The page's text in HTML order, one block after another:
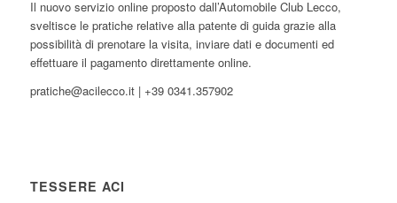
Il nuovo servizio online proposto dall’Automobile Club Lecco,
sveltisce le pratiche relative alla patente di guida grazie alla
possibilità di prenotare la visita, inviare dati e documenti ed
effettuare il pagamento direttamente online.
pratiche@acilecco.it | +39 0341.357902
TESSERE ACI